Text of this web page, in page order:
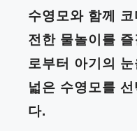
수영모와 함께
전한 물놀이를
로부터 아기의 눈
넓은 수영모를
다.